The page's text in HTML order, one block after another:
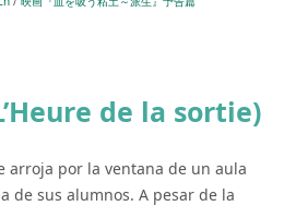
de la sortie)
arroja por la ventana de un aula
de sus alumnos. A pesar de la